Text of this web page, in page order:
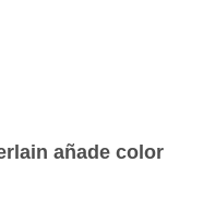
añade color